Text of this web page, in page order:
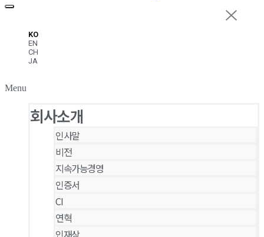
KO
EN
CH
JA
Menu
회사소개
인사말
비전
지속가능경영
인증서
CI
연혁
인재상